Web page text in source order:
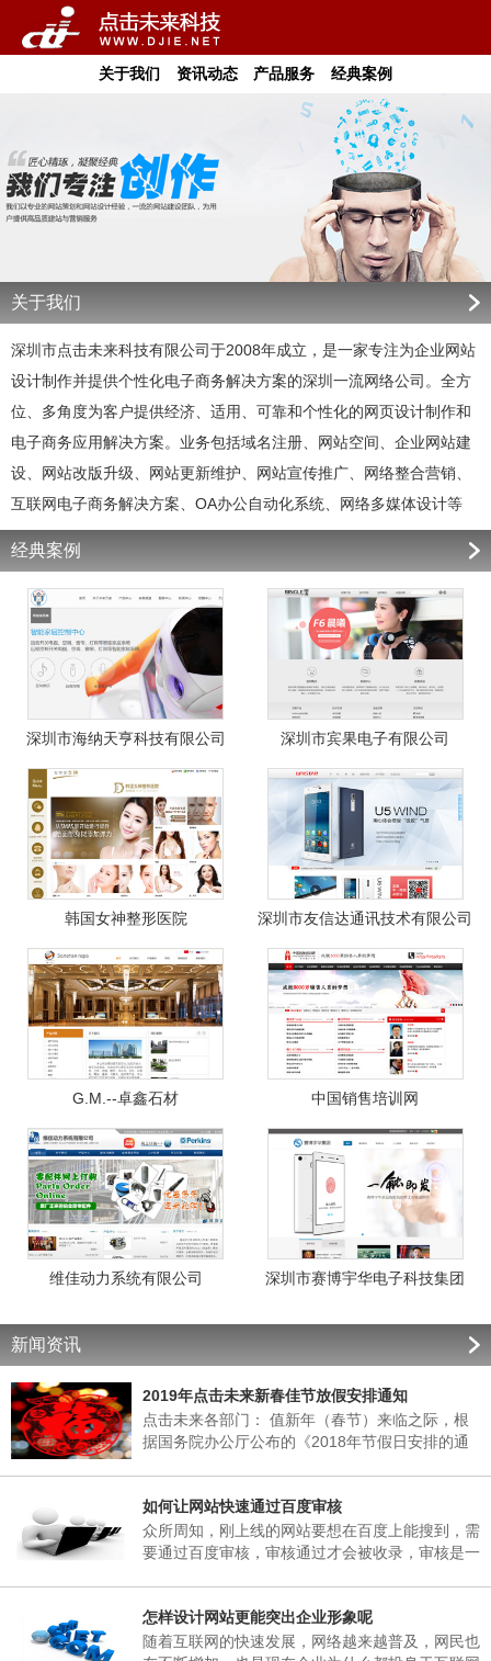
关于我们 资讯动态 产品服务 经典案例
关于我们
深圳市点击未来科技有限公司于2008年成立，是一家专注为企业网站
设计制作并提供个性化电子商务解决方案的深圳一流网络公司。全方
位、多角度为客户提供经济、适用、可靠和个性化的网页设计制作和
电子商务应用解决方案。业务包括域名注册、网站空间、企业网站建
设、网站改版升级、网站更新维护、网站宣传推广、网络整合营销、
互联网电子商务解决方案、OA办公自动化系统、网络多媒体设计等
经典案例
深圳市海纳天亨科技有限公司 深圳市宾果电子有限公司
韩国女神整形医院 深圳市友信达通讯技术有限公司
G.M.--卓鑫石材 中国销售培训网
维佳动力系统有限公司 深圳市赛博宇华电子科技集团
新闻资讯
2019年点击未来新春佳节放假安排通知
点击未来各部门： 值新年（春节）来临之际，根
据国务院办公厅公布的《2018年节假日安排的通
下： 一、春节放假时间：为02月06日至02月25
日，02月25日(星期天)正常上班。 二、各部门接
通知后，妥善安排好值班工作，并将各部门值班表
如何让网站快速通过百度审核
众所周知，刚上线的网站要想在百度上能搜到，需
要通过百度审核，审核通过才会被收录，审核是一
网站，很多站长想破脑袋都不知所措，这里深圳网
站建设小编介绍到，原因其实很简单，当网页被收
怎样设计网站更能突出企业形象呢
随着互联网的快速发展，网络越来越普及，网民也